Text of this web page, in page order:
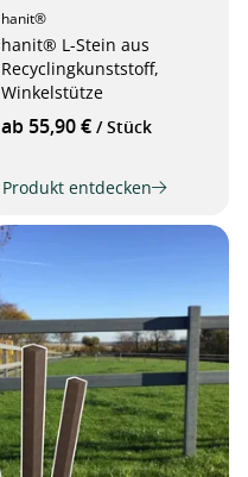
hanit®
hanit® L-Stein aus
Recyclingkunststoff,
Winkelstütze
ab 55,90 € / Stück
Produkt entdecken